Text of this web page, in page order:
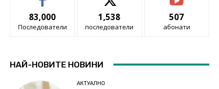
83,000
Последователи
1,538
последователи
507
абонати
НАЙ-НОВИТЕ НОВИНИ
АКТУАЛНО